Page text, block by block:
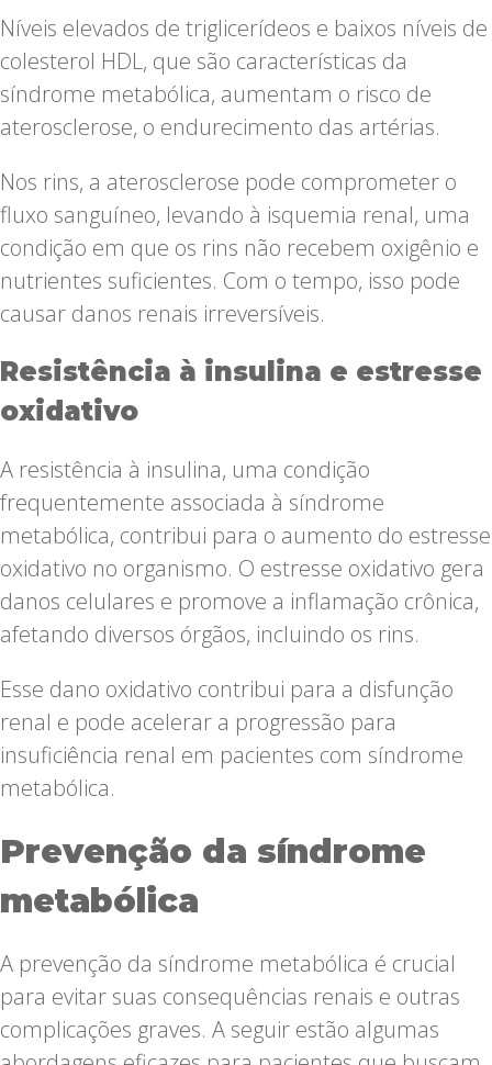
Níveis elevados de triglicerídeos e baixos níveis de
colesterol HDL, que são características da
síndrome metabólica, aumentam o risco de
aterosclerose, o endurecimento das artérias.
Nos rins, a aterosclerose pode comprometer o
fluxo sanguíneo, levando à isquemia renal, uma
condição em que os rins não recebem oxigênio e
nutrientes suficientes. Com o tempo, isso pode
causar danos renais irreversíveis.
Resistência à insulina e estresse
oxidativo
A resistência à insulina, uma condição
frequentemente associada à síndrome
metabólica, contribui para o aumento do estresse
oxidativo no organismo. O estresse oxidativo gera
danos celulares e promove a inflamação crônica,
afetando diversos órgãos, incluindo os rins.
Esse dano oxidativo contribui para a disfunção
renal e pode acelerar a progressão para
insuficiência renal em pacientes com síndrome
metabólica.
Prevenção da síndrome
metabólica
A prevenção da síndrome metabólica é crucial
para evitar suas consequências renais e outras
complicações graves. A seguir estão algumas